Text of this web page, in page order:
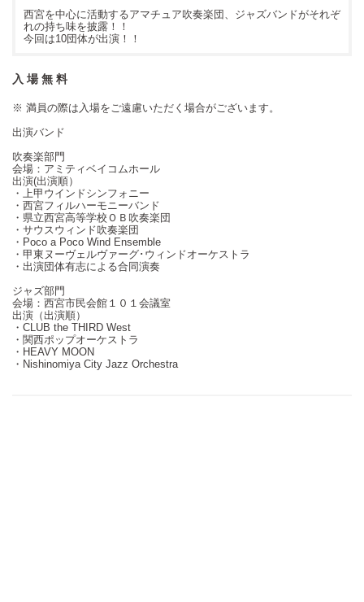
西宮を中心に活動するアマチュア吹奏楽団、ジャズバンドがそれぞ
れの持ち味を披露！！
今回は10団体が出演！！
入 場 無 料
※ 満員の際は入場をご遠慮いただく場合がございます。
出演バンド
吹奏楽部門
会場：アミティベイコムホール
出演(出演順）
・上甲ウインドシンフォニー
・西宮フィルハーモニーバンド
・県立西宮高等学校ＯＢ吹奏楽団
・サウスウィンド吹奏楽団
・Poco a Poco Wind Ensemble
・甲東ヌーヴェルヴァーグ･ウィンドオーケストラ
・出演団体有志による合同演奏
ジャズ部門
会場：西宮市民会館１０１会議室
出演（出演順）
・CLUB the THIRD West
・関西ポップオーケストラ
・HEAVY MOON
・Nishinomiya City Jazz Orchestra